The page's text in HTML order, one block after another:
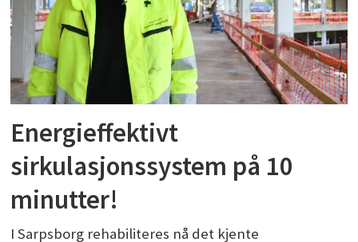
Energieffektivt
sirkulasjonssystem på 10
minutter!
I Sarpsborg rehabiliteres nå det kjente